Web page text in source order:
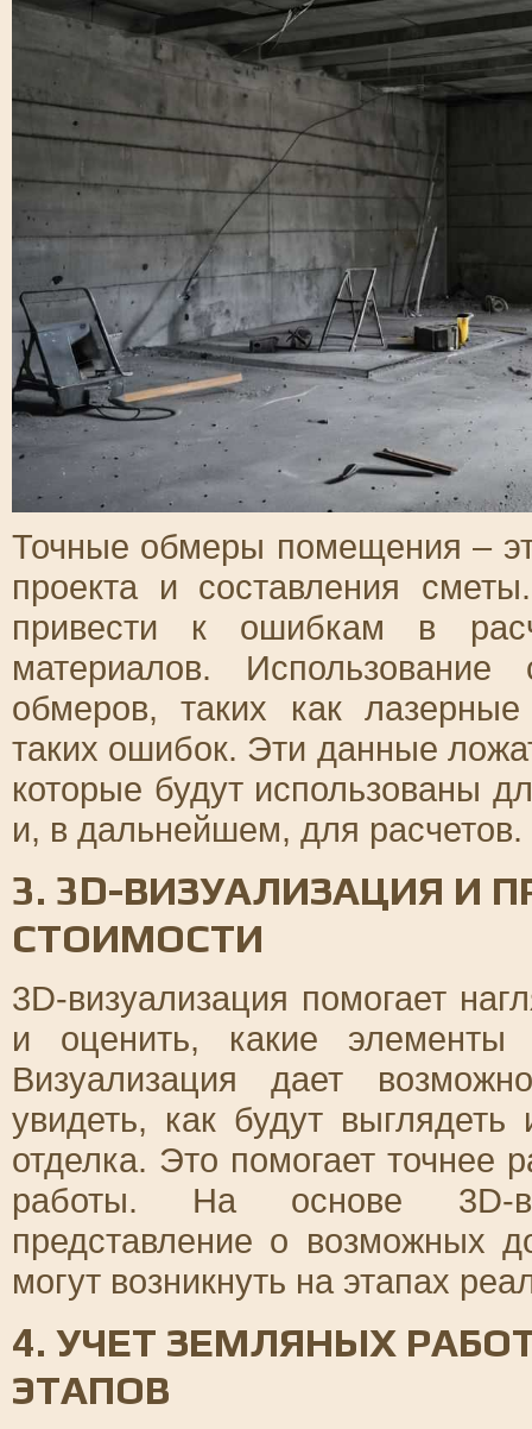
Точные обмеры помещения –
проекта и составления
привести к ошибкам в
материалов.
обмеров, таких как
таких ошибок. Эти данные
которые будут использованы
и, в дальнейшем, для расчетов.
3. 3D-ВИЗУАЛИЗАЦИЯ И
СТОИМОСТИ
3D-визуализация помогает
и оценить, какие элементы
Визуализация дает
увидеть, как будут
отделка. Это помогает точнее
работы. На основе 3D-
представление о возможных
могут возникнуть на этапах
4. УЧЕТ ЗЕМЛЯНЫХ
ЭТАПОВ